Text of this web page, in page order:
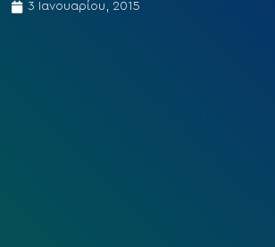
3 Ιανουαρίου, 2015